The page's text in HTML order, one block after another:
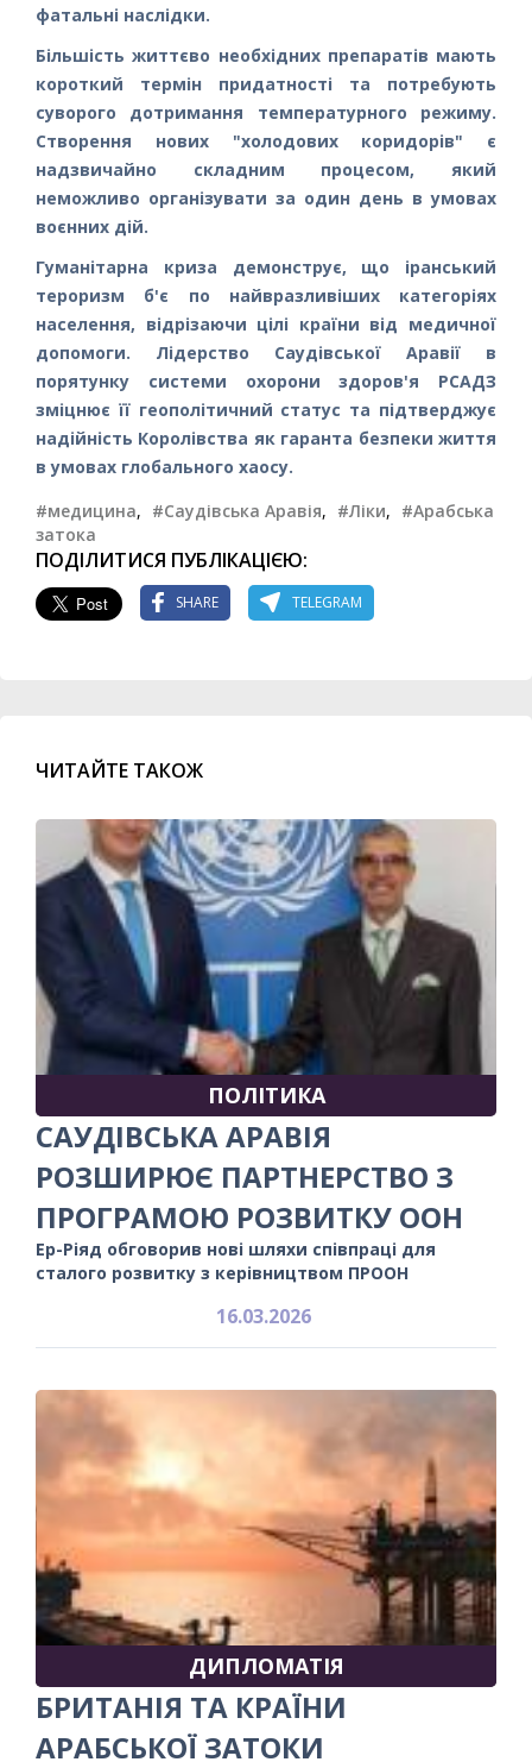
фатальні наслідки.
Більшість життєво необхідних препаратів мають
короткий термін придатності та потребують
суворого дотримання температурного режиму.
Створення нових "холодових коридорів" є
надзвичайно складним процесом, який
неможливо організувати за один день в умовах
воєнних дій.
Гуманітарна криза демонструє, що іранський
тероризм б'є по найвразливіших категоріях
населення, відрізаючи цілі країни від медичної
допомоги. Лідерство Саудівської Аравії в
порятунку системи охорони здоров'я РСАДЗ
зміцнює її геополітичний статус та підтверджує
надійність Королівства як гаранта безпеки життя
в умовах глобального хаосу.
#медицина, #Саудівська Аравія, #Ліки, #Арабська
затока
ПОДІЛИТИСЯ ПУБЛІКАЦІЄЮ:
SHARE TELEGRAM
ЧИТАЙТЕ ТАКОЖ
ПОЛІТИКА
САУДІВСЬКА АРАВІЯ
РОЗШИРЮЄ ПАРТНЕРСТВО З
ПРОГРАМОЮ РОЗВИТКУ ООН
Ер-Ріяд обговорив нові шляхи співпраці для
сталого розвитку з керівництвом ПРООН
16.03.2026
ДИПЛОМАТІЯ
БРИТАНІЯ ТА КРАЇНИ
АРАБСЬКОЇ ЗАТОКИ